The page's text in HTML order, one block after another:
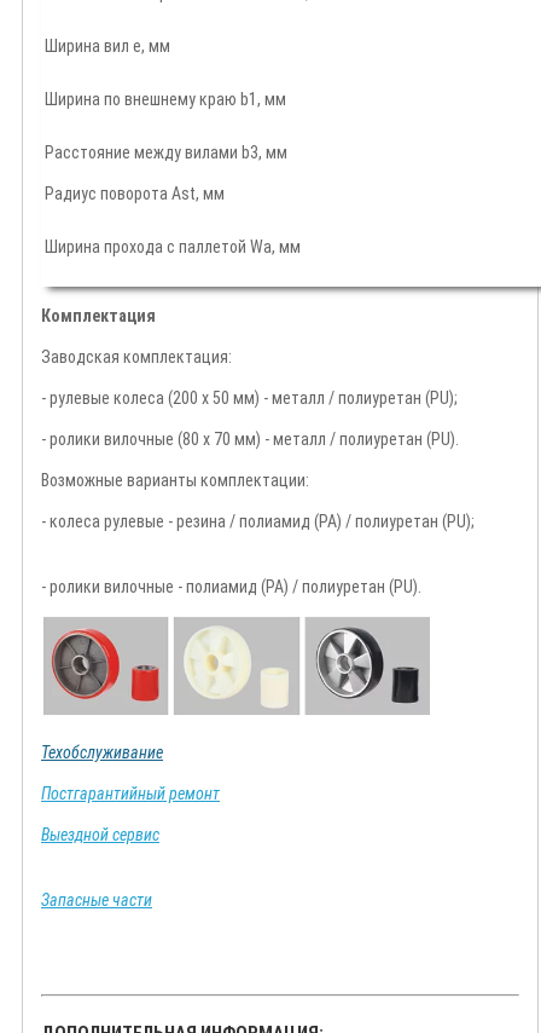
Ширина вил е, мм
Ширина по внешнему краю b1, мм
Расстояние между вилами b3, мм
Радиус поворота Ast, мм
Ширина прохода с паллетой Wa, мм
Комплектация
Заводская комплектация:
- рулевые колеса (200 х 50 мм) - металл / полиуретан (PU);
- ролики вилочные (80 х 70 мм) - металл / полиуретан (PU).
Возможные варианты комплектации:
- колеса рулевые - резина / полиамид (PA) / полиуретан (PU);
- ролики вилочные - полиамид (PA) / полиуретан (PU).
Техобслуживание
Постгарантийный ремонт
Выездной сервис
Запасные части